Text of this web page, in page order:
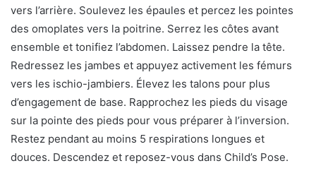
vers l’arrière. Soulevez les épaules et percez les pointes
des omoplates vers la poitrine. Serrez les côtes avant
ensemble et tonifiez l’abdomen. Laissez pendre la tête.
Redressez les jambes et appuyez activement les fémurs
vers les ischio-jambiers. Élevez les talons pour plus
d’engagement de base. Rapprochez les pieds du visage
sur la pointe des pieds pour vous préparer à l’inversion.
Restez pendant au moins 5 respirations longues et
douces. Descendez et reposez-vous dans Child’s Pose.